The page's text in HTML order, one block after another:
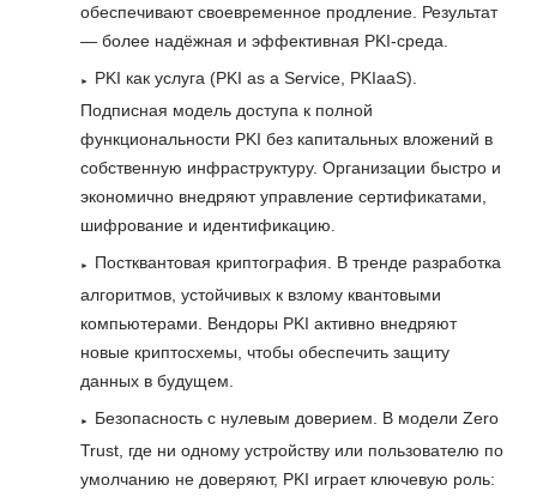
обеспечивают своевременное продление. Результат
— более надёжная и эффективная PKI-среда.
PKI как услуга (PKI as a Service, PKIaaS).
Подписная модель доступа к полной
функциональности PKI без капитальных вложений в
собственную инфраструктуру. Организации быстро и
экономично внедряют управление сертификатами,
шифрование и идентификацию.
Постквантовая криптография. В тренде разработка
алгоритмов, устойчивых к взлому квантовыми
компьютерами. Вендоры PKI активно внедряют
новые криптосхемы, чтобы обеспечить защиту
данных в будущем.
Безопасность с нулевым доверием. В модели Zero
Trust, где ни одному устройству или пользователю по
умолчанию не доверяют, PKI играет ключевую роль: